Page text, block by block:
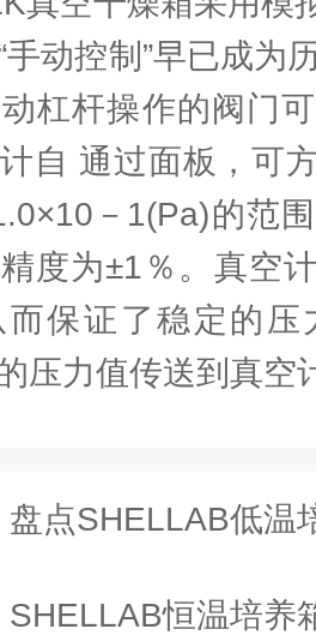
手动控制”早已成为
杠杆操作的阀门
自 通过面板，可
－1(Pa)的范
度为±1％。真空
保证了稳定的压
压力值传送到真空
盘点SHELLAB低温
SHELLAB恒温培养箱